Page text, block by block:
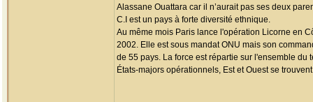
Alassane Ouattara car il n’aurait pas ses deux
C.I est un pays à forte diversité ethnique.
Au même mois Paris lance l'opération Licorne en
2002. Elle est sous mandat ONU mais son
de 55 pays. La force est répartie sur l'ensemble
États-majors opérationnels, Est et Ouest se